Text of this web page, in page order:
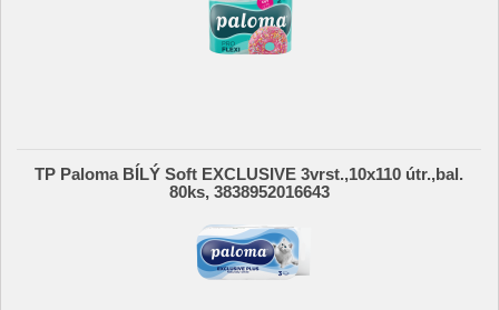
TP Paloma BÍLÝ Soft EXCLUSIVE 3vrst.,10x110 útr.,bal.
80ks, 3838952016643